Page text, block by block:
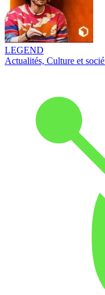
LEGEND
Actualités, Culture et